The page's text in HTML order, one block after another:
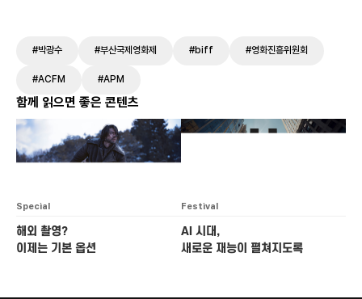
#박광수 #부산국제영화제 #biff #영화진흥위원회
#ACFM #APM
함께 읽으면 좋은 콘텐츠
Special
해외 촬영?
이제는 기본 옵션
Festival
AI 시대,
새로운 재능이 펼쳐지도록